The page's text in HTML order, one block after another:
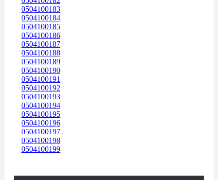
0504100183
0504100184
0504100185
0504100186
0504100187
0504100188
0504100189
0504100190
0504100191
0504100192
0504100193
0504100194
0504100195
0504100196
0504100197
0504100198
0504100199